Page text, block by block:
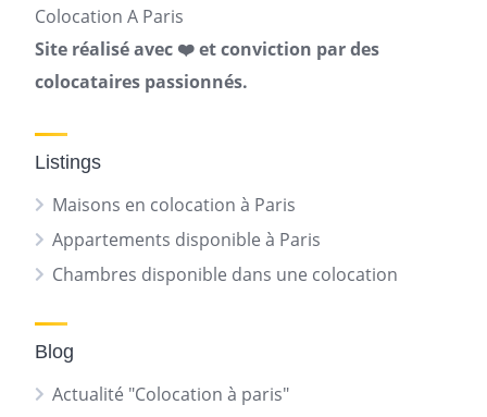
Colocation A Paris
Site réalisé avec ❤️ et conviction par des
colocataires passionnés.
Listings
Maisons en colocation à Paris
Appartements disponible à Paris
Chambres disponible dans une colocation
Blog
Actualité "Colocation à paris"